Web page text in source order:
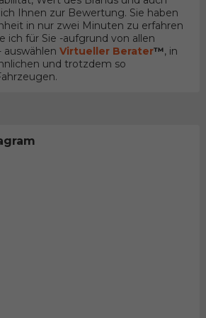
Ihnen zur Bewertung. Sie haben
in nur zwei Minuten zu erfahren
ich für Sie -aufgrund von allen
Virtueller Berater™, in
und trotzdem so